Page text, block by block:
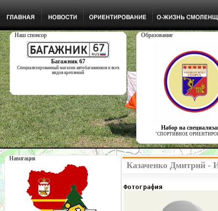
Наш спонсор
Багажник 67
Специализированный магазин автобагажников и всех
видов креплений
Образование
Набор на
"СПОРТИВНОЕ
Навигация
Казаченко Дмитрий -
Фотография